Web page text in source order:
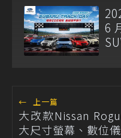
6
← 上一篇
大改款Nissan
大尺寸螢幕、數位